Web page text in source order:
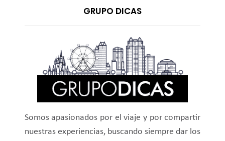
GRUPO DICAS
Somos apasionados por el viaje y por compartir
nuestras experiencias, buscando siempre dar los